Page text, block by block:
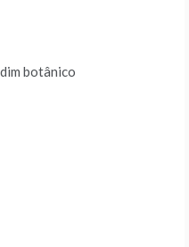
botânico